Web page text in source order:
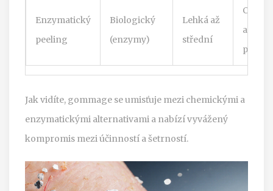
Enzymatický
peeling
Biologický
(enzymy)
Lehká až
střední
Citlivá
pleť
Jak vidíte, gommage se umisťuje mezi chemickými a
enzymatickými alternativami a nabízí vyvážený
kompromis mezi účinností a šetrností.